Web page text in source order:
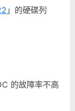
」的硬碟列
的故障率不高